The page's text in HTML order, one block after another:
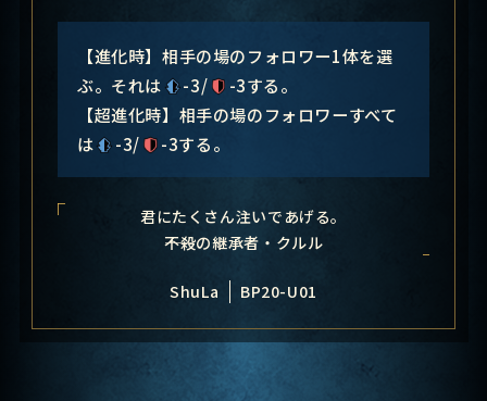
【進化時】相手の場のフォロワー1体を選
ぶ。それは
-3/
-3する。
【超進化時】相手の場のフォロワーすべて
は
-3/ -3する。
君にたくさん注いであげる。
――不殺の継承者・クルル
ShuLa BP20-U01